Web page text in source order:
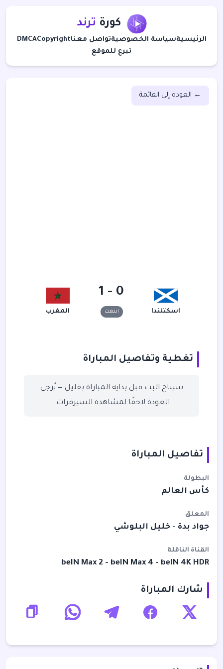
كورة ترند
الرئيسيةسياسة الخصوصيةتواصل معناCopyright
DMCA
تبرع للموقع
← العودة إلى القائمة
اسكتلندا
0 - 1
انتهت المغرب
تغطية وتفاصيل المباراة
سيتاح البث قبل بداية المباراة بقليل — يُرجى
العودة لاحقًا لمشاهدة السيرفرات.
تفاصيل المباراة
البطولة
كأس العالم
المعلق
جواد بدة - خليل البلوشي
القناة الناقلة
beIN Max 2 - beIN Max 4 - beIN 4K HDR
شارك المباراة